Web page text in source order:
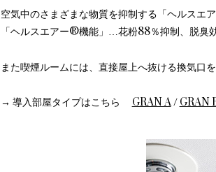
空気中のさまざまな物質を抑制する「ヘルスエ
「ヘルスエアー®機能」…花粉88％抑制、脱臭
また喫煙ルームには、直接屋上へ抜ける換気口
→ 導入部屋タイプはこちら GRAN A/ GRAN